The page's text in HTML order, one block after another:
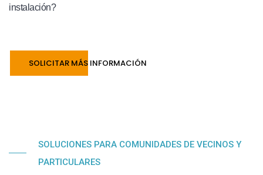
instalación?
SOLICITAR MÁS INFORMACIÓN
SOLUCIONES PARA COMUNIDADES DE VECINOS Y
PARTICULARES